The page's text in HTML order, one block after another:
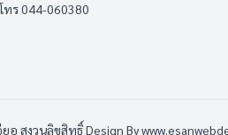
ร 044-060380
อ สงวนลิขสิทธิ์Design By